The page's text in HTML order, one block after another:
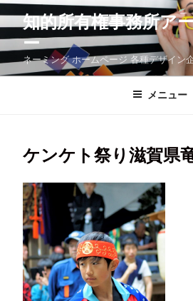
コ
ン
ツ
へ
知的所有権事務所ア
ー
ネーミング ホームページ 各種デザイン
メニュー
ケンケト祭り滋賀県